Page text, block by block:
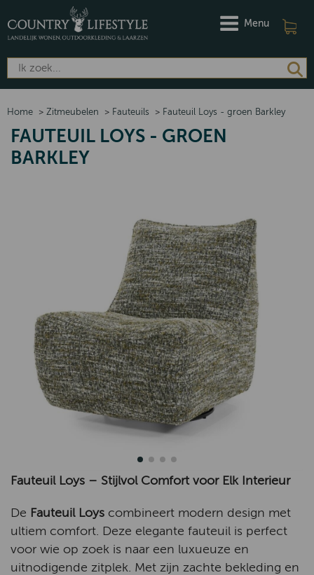
Menu
Home > Zitmeubelen > Fauteuils > Fauteuil Loys - groen Barkley
FAUTEUIL LOYS - GROEN
BARKLEY
Fauteuil Loys – Stijlvol Comfort voor Elk Interieur
De Fauteuil Loys combineert modern design met
ultiem comfort. Deze elegante fauteuil is perfect
voor wie op zoek is naar een luxueuze en
uitnodigende zitplek. Met zijn zachte bekleding en